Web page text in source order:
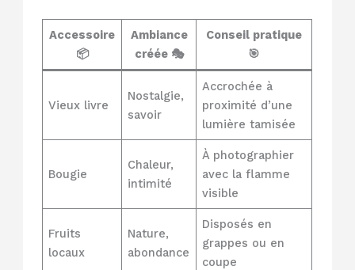
Accessoire
📦
Ambiance
créée 🎭
Conseil pratique
🎯
Vieux livre
Nostalgie,
savoir
Accrochée à
proximité d’une
lumière tamisée
Bougie
Chaleur,
intimité
À photographier
avec la flamme
visible
Fruits
locaux
Nature,
abondance
Disposés en
grappes ou en
coupe